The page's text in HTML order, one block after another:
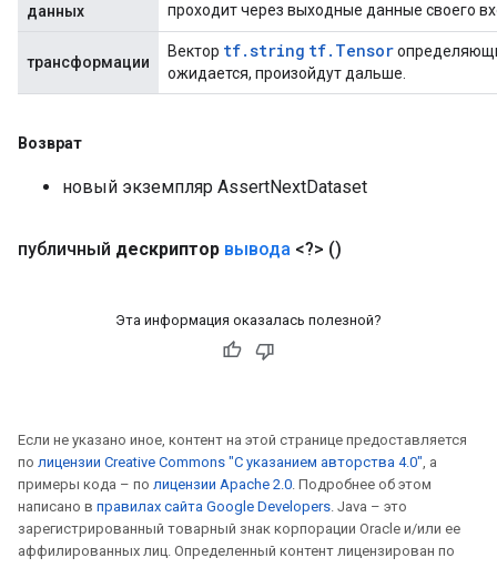
данных
проходит через выходные данные своего
трансформации
Вектор tf.string tf.Tensor
ожидается, произойдут дальше.
Возврат
новый экземпляр AssertNextDataset
публичный дескриптор вывода <?> ()
Эта информация оказалась полезной?
Если не указано иное, контент на этой странице предоставляется
по лицензии Creative Commons "С указанием авторства 4.0", а
примеры кода – по лицензии Apache 2.0. Подробнее об этом
написано в правилах сайта Google Developers. Java – это
зарегистрированный товарный знак корпорации Oracle и/или ее
аффилированных лиц. Определенный контент лицензирован по